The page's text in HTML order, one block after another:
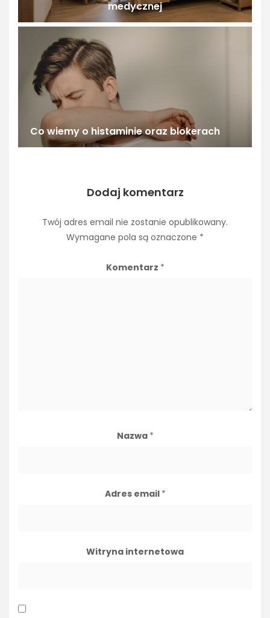
medycznej
Co wiemy o histaminie oraz blokerach
Dodaj komentarz
Twój adres email nie zostanie opublikowany.
Wymagane pola są oznaczone *
Komentarz *
Nazwa *
Adres email *
Witryna internetowa